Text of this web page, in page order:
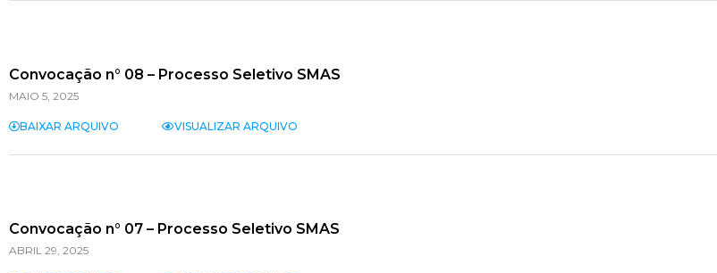
Convocação n° 08 – Processo Seletivo SMAS
MAIO 5, 2025
BAIXAR ARQUIVO VISUALIZAR ARQUIVO
Convocação n° 07 – Processo Seletivo SMAS
ABRIL 29, 2025